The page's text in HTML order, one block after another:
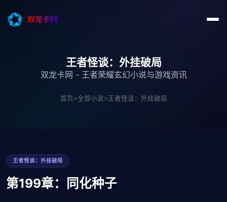
王者怪谈：外挂破局
双龙卡网 - 王者荣耀玄幻小说与游戏资讯
首页>全部小说>王者怪谈：外挂破局
王者怪谈：外挂破局
第199章：同化种子